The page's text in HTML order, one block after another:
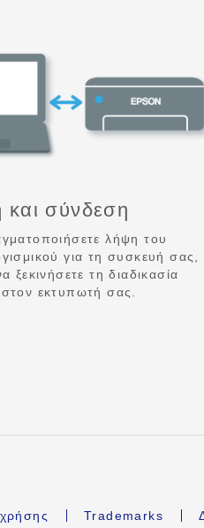
σύνδεση
λήψη του
για τη συσκευή σας,
ξεκινήσετε τη διαδικασία
εκτυπωτή σας.
Trademarks